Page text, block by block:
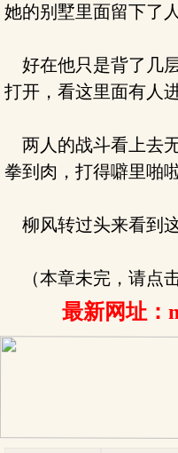
她的别墅里面留下了人
好在他只是背了几
打开，看这里面有人
两人的战斗看上去
拳到肉，打得噼里啪
柳风转过头来看到
（本章未完，请点
最新网址：